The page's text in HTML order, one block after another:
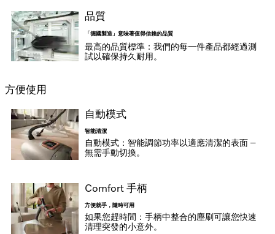
品質
「德國製造」意味著值得信賴的品質
最高的品質標準：我們的每一件產品都經過測
試以確保持久耐用。
方便使用
自動模式
智能清潔
自動模式：智能調節功率以適應清潔的表面 –
無需手動切換。
Comfort 手柄
方便就手，隨時可用
如果您趕時間：手柄中整合的塵刷可讓您快速
清理突發的小意外。